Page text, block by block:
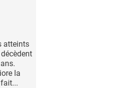
atteints
la